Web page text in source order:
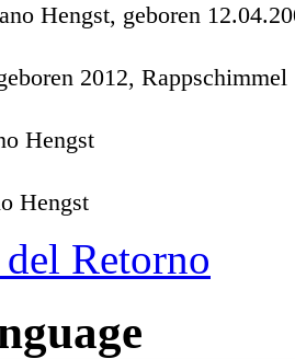
Hengst, geboren
2012, Rappschimmel
Hengst
Hengst
Retorno